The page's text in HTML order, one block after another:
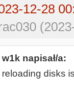
12-28
w1k napisał/a:
reloading disks